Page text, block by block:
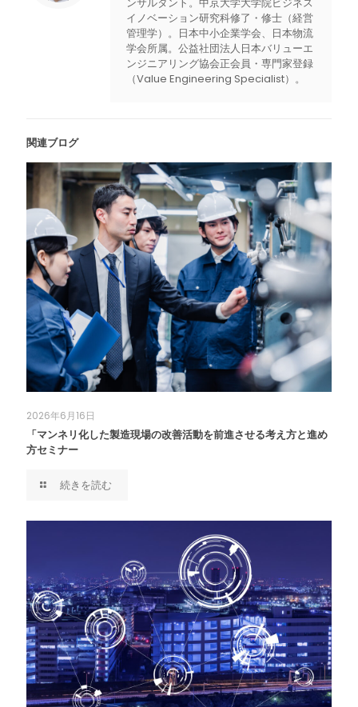
イノベーション研究科修了・修士（経営
管理学）。日本中小企業学会、日本物流
学会所属。公益社団法人日本バリューエ
ンジニアリング協会正会員・専門家登録
（Value Engineering Specialist）。
関連ブログ
2026年6月16日
「マンネリ化した製造現場の改善活動を前進させる考え方と進め
方セミナー
続きを読む